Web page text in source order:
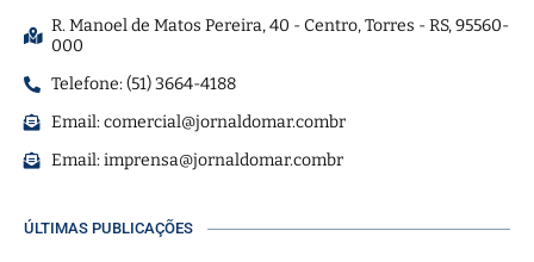
R. Manoel de Matos Pereira, 40 - Centro, Torres - RS, 95560-
000
Telefone: (51) 3664-4188
Email:comercial@jornaldomar.combr
Email:imprensa@jornaldomar.combr
ÚLTIMAS PUBLICAÇÕES